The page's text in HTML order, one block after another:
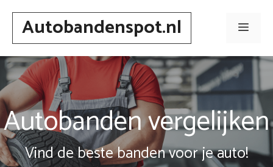
Spring
inhoudAutobandenspot.nl Menu
Autobanden vergelijken
Vind de beste banden voor je auto!